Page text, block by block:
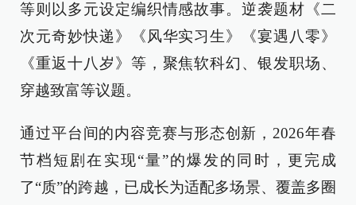
等则以多元设定编织情感故事。逆袭题材《二
次元奇妙快递》《风华实习生》《宴遇八零》
《重返十八岁》等，聚焦软科幻、银发职场、
穿越致富等议题。
通过平台间的内容竞赛与形态创新，2026年春
节档短剧在实现“量”的爆发的同时，更完成
了“质”的跨越，已成长为适配多场景、覆盖多圈